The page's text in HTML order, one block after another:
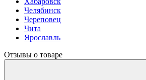
Челябинск
Череповец
Чита
Ярославль
Отзывы о товаре